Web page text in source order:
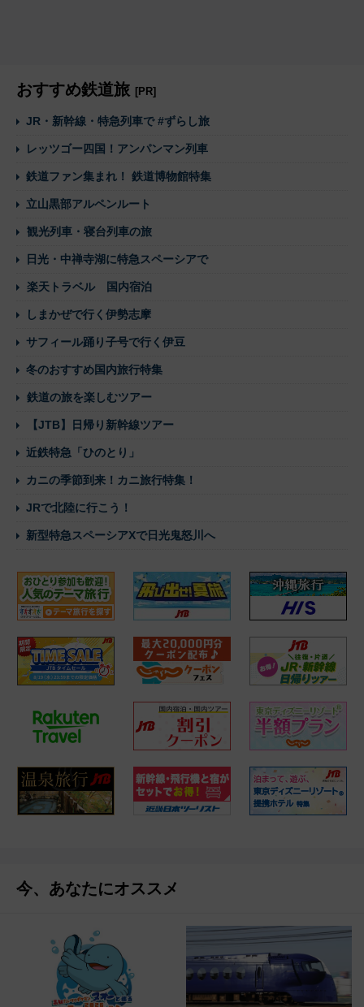
おすすめ鉄道旅 [PR]
JR・新幹線・特急列車で #ずらし旅
レッツゴー四国！アンパンマン列車
鉄道ファン集まれ！ 鉄道博物館特集
立山黒部アルペンルート
観光列車・寝台列車の旅
日光・中禅寺湖に特急スペーシアで
楽天トラベル 国内宿泊
しまかぜで行く伊勢志摩
サフィール踊り子号で行く伊豆
冬のおすすめ国内旅行特集
鉄道の旅を楽しむツアー
【JTB】日帰り新幹線ツアー
近鉄特急「ひのとり」
カニの季節到来！カニ旅行特集！
JRで北陸に行こう！
新型特急スペーシアXで日光鬼怒川へ
今、あなたにオススメ